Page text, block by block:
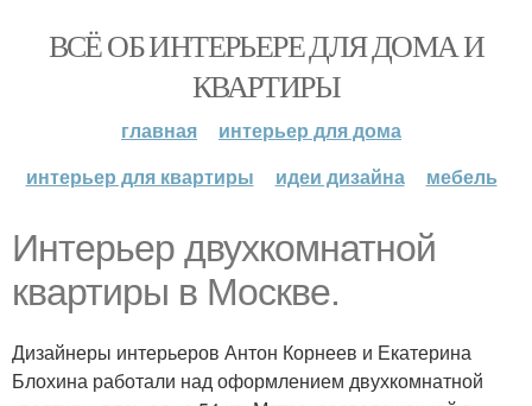
ВСЁ ОБ ИНТЕРЬЕРЕ ДЛЯ ДОМА И
КВАРТИРЫ
главная
интерьер для дома
интерьер для квартиры
идеи дизайна мебель
Интерьер двухкомнатной
квартиры в Москве.
Дизайнеры интерьеров Антон Корнеев и Екатерина
Блохина работали над оформлением двухкомнатной